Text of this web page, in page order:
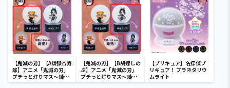
【鬼滅の刃】【A煉獄杏寿
郎】アニメ「鬼滅の刃」
プチっと灯りマス～煉獄
杏寿郎・胡蝶しのぶ～
【鬼滅の刃】【B胡蝶しの
ぶ】アニメ「鬼滅の刃」
プチっと灯りマス～煉獄
杏寿郎・胡蝶しのぶ～
【プリキュア】名探偵プ
リキュア！ プラネタリウ
ムライト